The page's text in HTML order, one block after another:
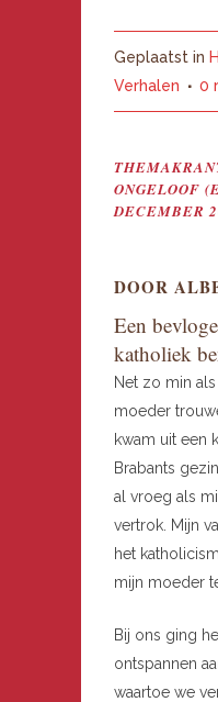
Geplaatst in
Verhalen
0
ONGELOOF
DECEMBER
DOOR
Een
katholiek
Net zo min
moeder
kwam uit een
Brabants
al vroeg als
vertrok. Mijn
het
mijn moeder
Bij ons ging
ontspannen
waartoe we